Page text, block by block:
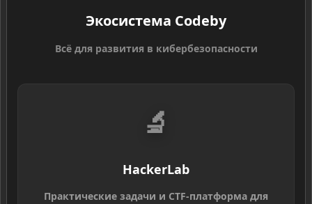
Экосистема Codeby
Всё для развития в кибербезопасности
🔬
HackerLab
Практические задачи и CTF-платформа для